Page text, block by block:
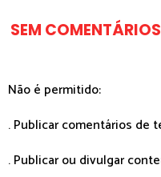
SEM COMENTÁRIOS
Não é permitido:
. Publicar comentários de
. Publicar ou divulgar